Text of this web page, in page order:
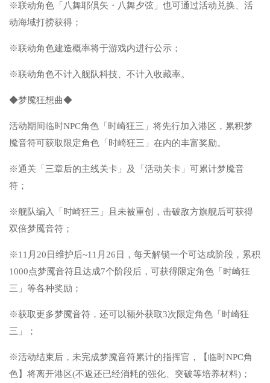
※联动角色「八舞耶倶矢・八舞夕弦」也可通过活动兑换、活
动海域打捞获得；
※联动角色建造概率将于游戏内进行公示；
※联动角色不计入舰队科技、不计入收藏率。
◆梦魇狂想曲◆
活动期间临时NPC角色「时崎狂三」将先行加入港区，累积梦
魇音符可获取限定角色「时崎狂三」在内的丰富奖励。
※通关「三章后的主线关卡」及「活动关卡」可累计梦魇音
符；
※舰队编入「时崎狂三」且未被重创，击破敌方旗舰后可获得
双倍梦魇音符；
※11月20日维护后~11月26日，每天解锁一个可达成阶段，累积
1000点梦魇音符且达成7个阶段后，可获得限定角色「时崎狂
三」等各种奖励；
※获取更多梦魇音符，还可以额外获取3次限定角色「时崎狂
三」；
※活动结束后，未完成梦魇音符累计的指挥官，【临时NPC角
色】将离开港区(不返还已经消耗的强化、突破等培养材料)；